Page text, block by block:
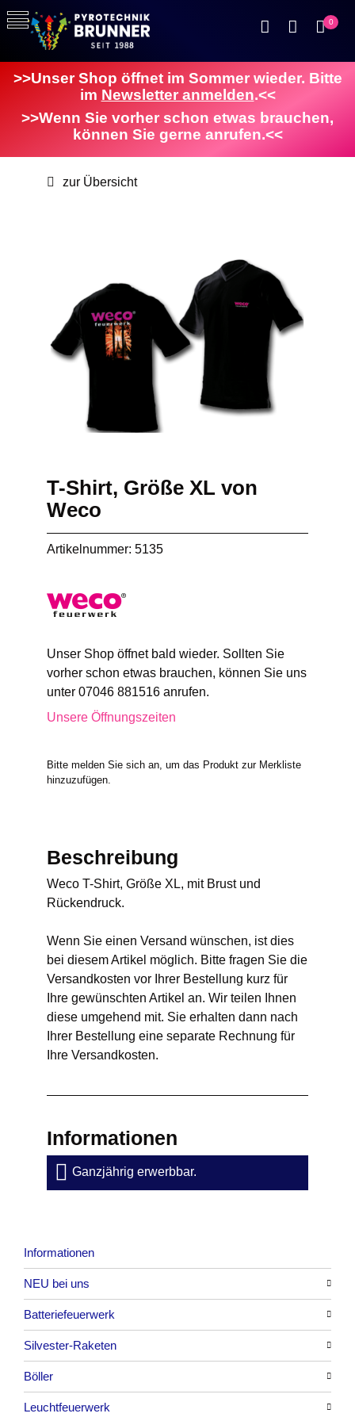
0
>>Unser Shop öffnet im Sommer wieder. Bitte
im Newsletter anmelden.<<
>>Wenn Sie vorher schon etwas brauchen,
können Sie gerne anrufen.<<
zur Übersicht
T-Shirt, Größe XL von
Weco
Artikelnummer: 5135
Unser Shop öffnet bald wieder. Sollten Sie
vorher schon etwas brauchen, können Sie uns
unter 07046 881516 anrufen.
Unsere Öffnungszeiten
Bitte melden Sie sich an, um das Produkt zur Merkliste
hinzuzufügen.
Beschreibung
Weco T-Shirt, Größe XL, mit Brust und
Rückendruck.
Wenn Sie einen Versand wünschen, ist dies
bei diesem Artikel möglich. Bitte fragen Sie die
Versandkosten vor Ihrer Bestellung kurz für
Ihre gewünschten Artikel an. Wir teilen Ihnen
diese umgehend mit. Sie erhalten dann nach
Ihrer Bestellung eine separate Rechnung für
Ihre Versandkosten.
Informationen
Ganzjährig erwerbbar.
Informationen
NEU bei uns
Alle anzeigen
Batteriefeuerwerk
Alle anzeigen
Silvester-Raketen
Alle anzeigen
Böller
Alle anzeigen
Leuchtfeuerwerk